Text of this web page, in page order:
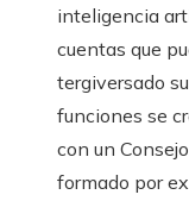
inteligencia
cuentas que
tergiversado
funciones se
con un
formado por